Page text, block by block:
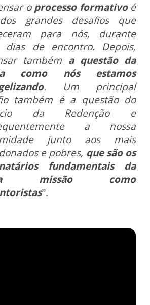
oprocesso formativoé
grandes desafios que
para nós, durante
dias de encontro. Depois,
também a questão da
como nós estamos
. Um principal
também é a questão do
da Redenção e
a nossa
junto aos mais
e pobres, que são os
fundamentais da
missão como
”.